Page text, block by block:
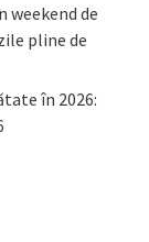
weekend de
pline de
în 2026: